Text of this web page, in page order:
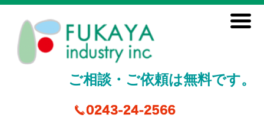
ご相談・ご依頼は無料です。